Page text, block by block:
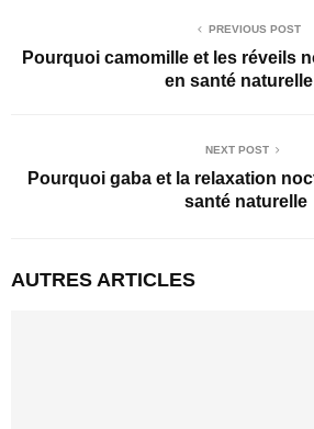
PREVIOUS POST
Pourquoi camomille et les réveils
en santé
NEXT POST
Pourquoi gaba et la relaxation
santé naturelle
AUTRES ARTICLES